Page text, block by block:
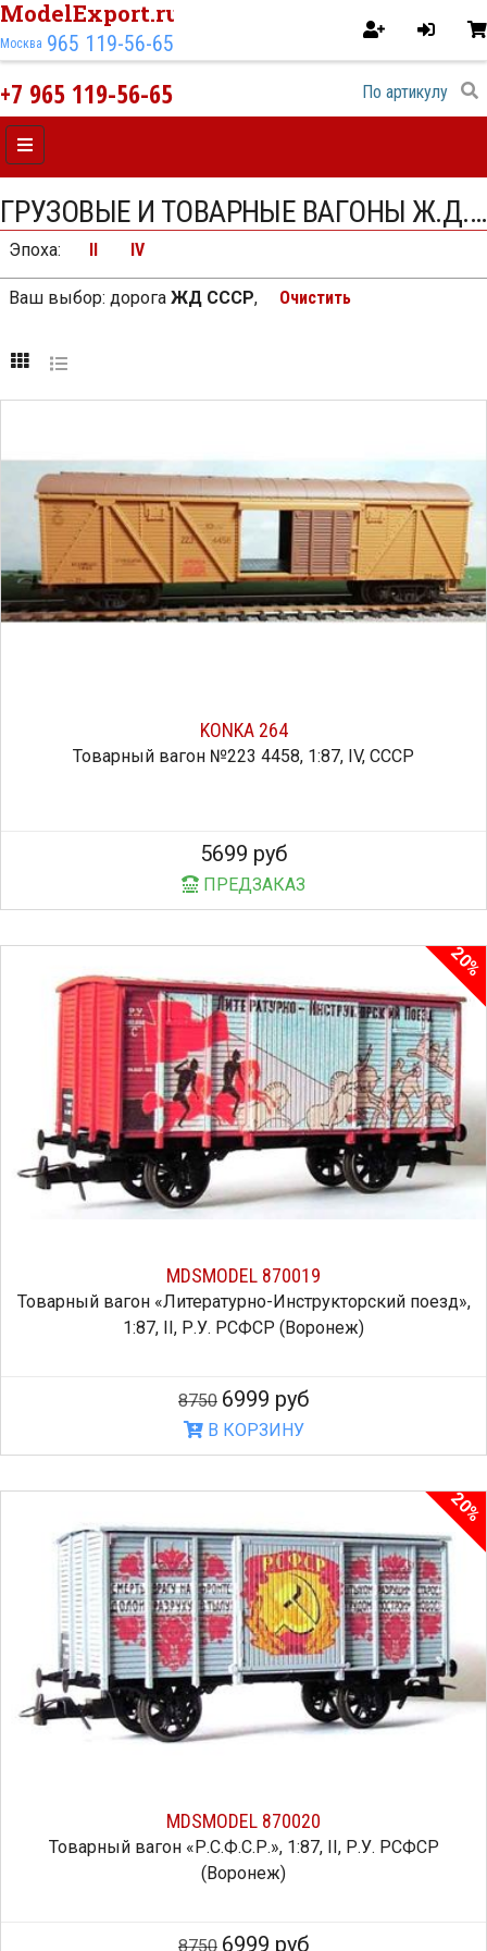
ModelExport.ru
Москва 965 119-56-65
+7 965 119-56-65
ГРУЗОВЫЕ И ТОВАРНЫЕ ВАГОНЫ Ж.Д. ЖД СССР
Эпоха: II IV
Ваш выбор: дорога ЖД СССР, Очистить
KONKA 264
Товарный вагон №223 4458, 1:87, IV, СССР
5699 руб
ПРЕДЗАКАЗ
MDSMODEL 870019
Товарный вагон «Литературно-Инструкторский поезд»,
1:87, II, Р.У. РСФСР (Воронеж)
20%
8750 6999 руб
В КОРЗИНУ
MDSMODEL 870020
Товарный вагон «Р.С.Ф.С.Р.», 1:87, II, Р.У. РСФСР
(Воронеж)
20%
8750 6999 руб